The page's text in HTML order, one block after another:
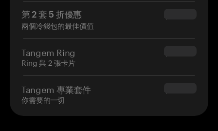
第 2 套 5 折優惠
兩個冷錢包的最佳價值
$34.95
Tangem Ring
Ring 與 2 張卡片
$160.00
Tangem 專業套件
你需要的一切
$180.00